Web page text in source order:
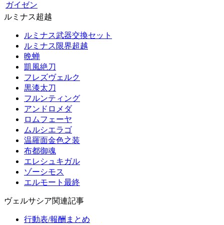
ガイゼン
ルミナス超越
ルミナス武器交換セット
ルミナス限界超越
晩蝉
凱風絶刀
フレズヴェルク
黒漆太刀
フルンティング
アンドロメダ
ロムフェーヤ
ムルシエラゴ
温羅面金色之装
布都御魂
エレシュキガル
ゾーシモス
エルモート最終
ヴェルサシア関連記事
行動表/報酬まとめ